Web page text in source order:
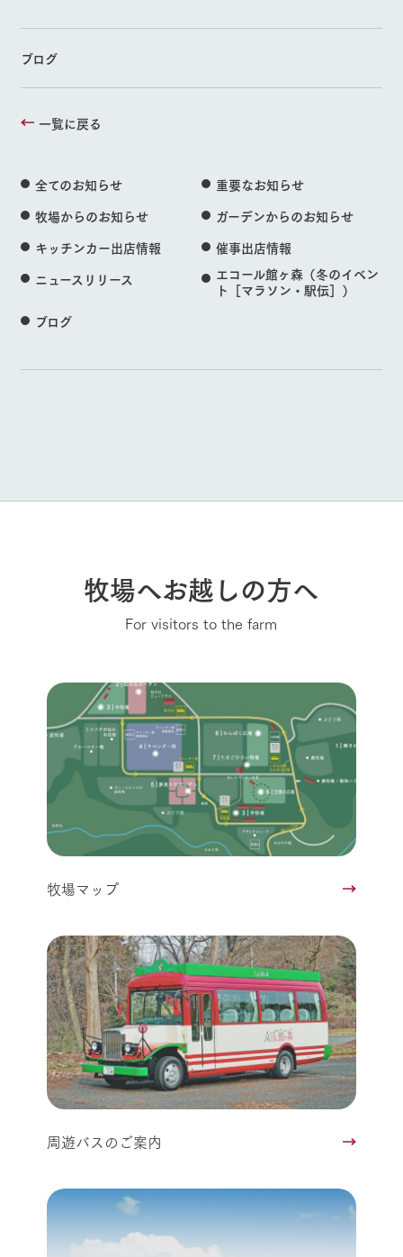
ブログ
一覧に戻る
全てのお知らせ
重要なお知らせ
牧場からのお知らせ
ガーデンからのお知らせ
キッチンカー出店情報
催事出店情報
ニュースリリース
エコール館ヶ森（冬のイベン
ト［マラソン・駅伝］）
ブログ
牧場へお越しの方へ
For visitors to the farm
牧場マップ
周遊バスのご案内